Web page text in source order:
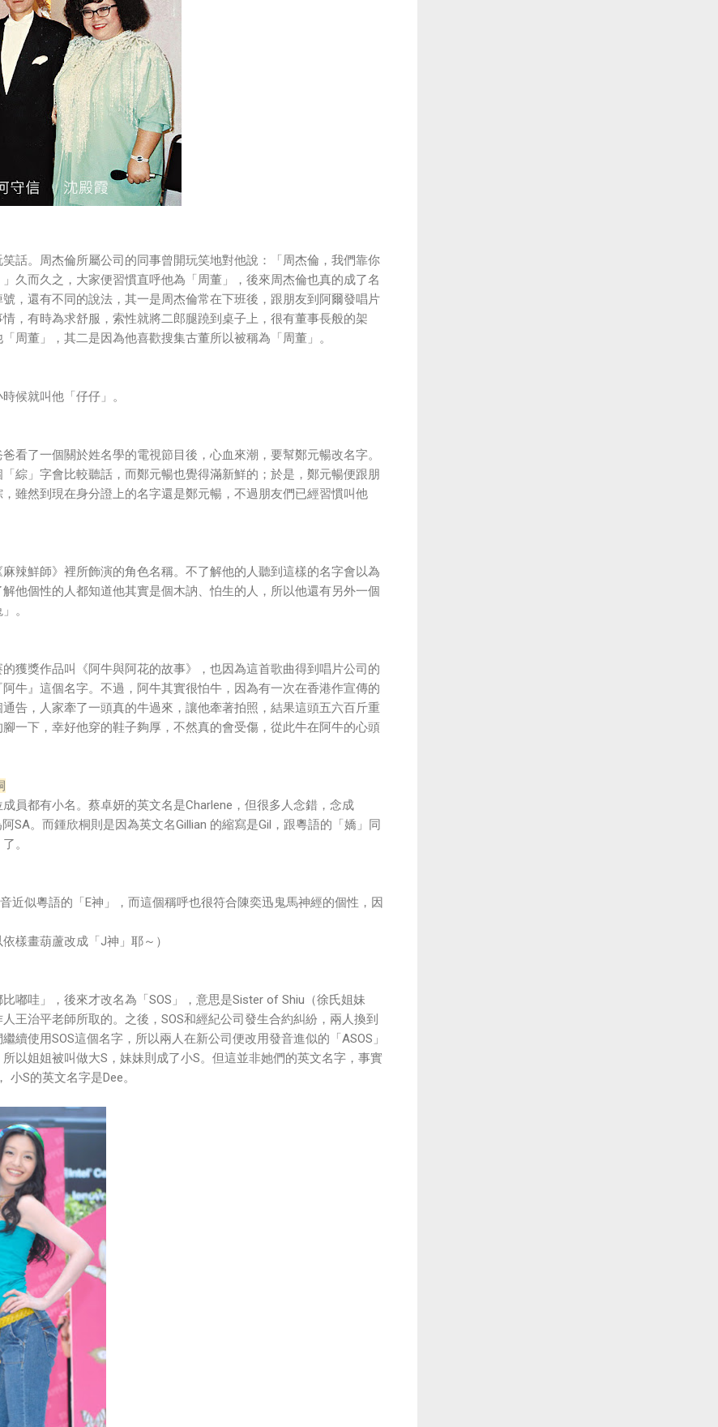
笑話。周杰倫所屬公司的同事曾開玩笑地對他說：「周杰倫，我們靠你
久而久之，大家便習慣直呼他為「周董」，後來周杰倫也真的成了名
，還有不同的說法，其一是周杰倫常在下班後，跟朋友到阿爾發唱片
，有時為求舒服，索性就將二郎腿蹺到桌子上，很有董事長般的架
周董」，其二是因為他喜歡搜集古董所以被稱為「周董」。
候就叫他「仔仔」。
看了一個關於姓名學的電視節目後，心血來潮，要幫鄭元暢改名字。
綜」字會比較聽話，而鄭元暢也覺得滿新鮮的；於是，鄭元暢便跟朋
雖然到現在身分證上的名字還是鄭元暢，不過朋友們已經習慣叫他
麻辣鮮師》裡所飾演的角色名稱。不了解他的人聽到這樣的名字會以為
他個性的人都知道他其實是個木訥、怕生的人，所以他還有另外一個
。
獲獎作品叫《阿牛與阿花的故事》，也因為這首歌曲得到唱片公司的
牛』這個名字。不過，阿牛其實很怕牛，因為有一次在香港作宣傳的
告，人家牽了一頭真的牛過來，讓他牽著拍照，結果這頭五六百斤重
一下，幸好他穿的鞋子夠厚，不然真的會受傷，從此牛在阿牛的心頭
員都有小名。蔡卓妍的英文名是Charlene，但很多人念錯，念成
SA。而鍾欣桐則是因為英文名Gillian 的縮寫是Gil，跟粵語的「嬌」同
。
近似粵語的「E神」，而這個稱呼也很符合陳奕迅鬼馬神經的個性，因
樣畫葫蘆改成「J神」耶～）
嘟哇」，後來才改名為「SOS」，意思是Sister of Shiu（徐氏姐妹
王治平老師所取的。之後，SOS和經紀公司發生合約糾紛，兩人換到
續使用SOS這個名字，所以兩人在新公司便改用發音進似的「ASOS」
以姐姐被叫做大S，妹妹則成了小S。但這並非她們的英文名字，事實
小S的英文名字是Dee。